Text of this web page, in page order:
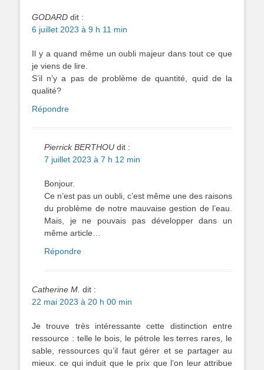
GODARD dit :
6 juillet 2023 à 9 h 11 min
Il y a quand même un oubli majeur dans tout ce que
je viens de lire.
S’il n’y a pas de problème de quantité, quid de la
qualité?
Répondre
Pierrick BERTHOU dit :
7 juillet 2023 à 7 h 12 min
Bonjour.
Ce n’est pas un oubli, c’est même une des raisons
du problème de notre mauvaise gestion de l’eau.
Mais, je ne pouvais pas développer dans un
même article…
Répondre
Catherine M. dit :
22 mai 2023 à 20 h 00 min
Je trouve très intéressante cette distinction entre
ressource : telle le bois, le pétrole les terres rares, le
sable, ressources qu’il faut gérer et se partager au
mieux. ce qui induit que le prix que l’on leur attribue